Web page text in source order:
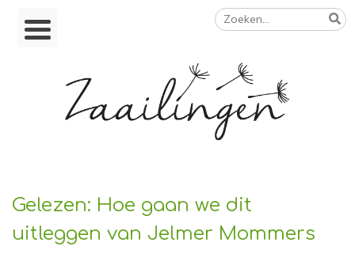
Skip
Zoeken
naar:
Gelezen: Hoe gaan we dit
uitleggen van Jelmer Mommers